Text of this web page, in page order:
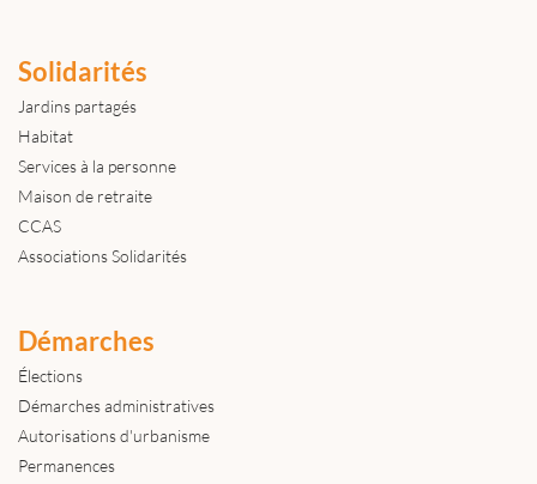
Solidarités
Jardins partagés
Habitat
Services à la personne
Maison de retraite
CCAS
Associations Solidarités
Démarches
Élections
Démarches administratives
Autorisations d'urbanisme
Permanences